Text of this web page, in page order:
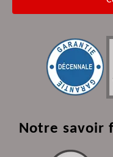
Notre savoir